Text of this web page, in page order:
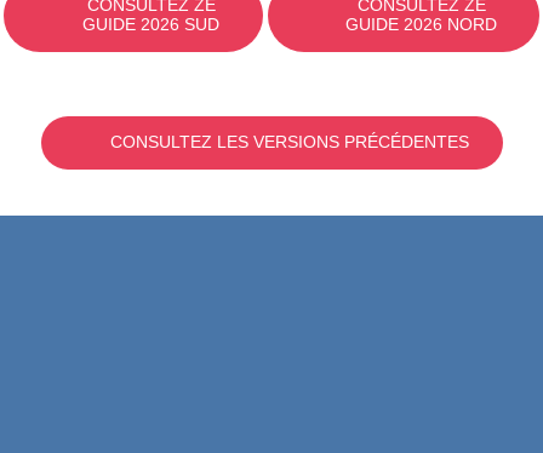
CONSULTEZ ZE
GUIDE 2026 SUD
CONSULTEZ ZE
GUIDE 2026 NORD
CONSULTEZ LES VERSIONS PRÉCÉDENTES